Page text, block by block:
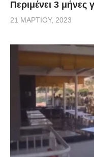
Περιμένει 3 μήνες
21 ΜΑΡΤΊΟΥ, 2023